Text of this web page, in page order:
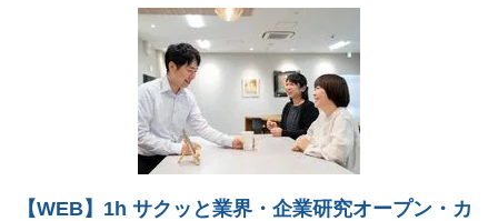
【WEB】1h サクッと業界・企業研究オープン・カ